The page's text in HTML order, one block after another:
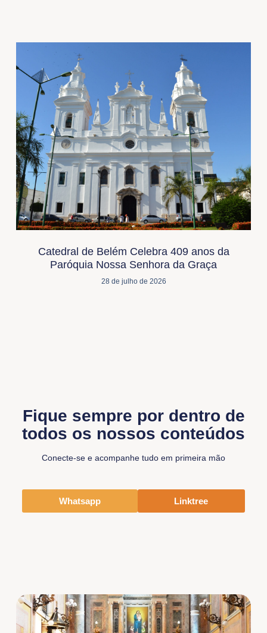
Catedral de Belém Celebra 409 anos da
Paróquia Nossa Senhora da Graça
28 de julho de 2026
Fique sempre por dentro de
todos os nossos conteúdos
Conecte-se e acompanhe tudo em primeira mão
Whatsapp Linktree